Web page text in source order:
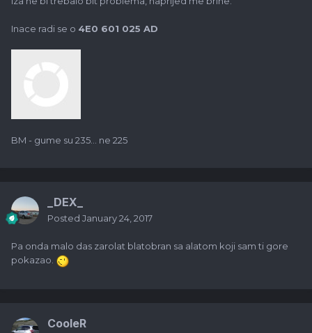
Inace radi se o 4E0 601 025 AD
BM - gume su 235... ne 225
_DEX_
Posted January 24, 2017
Pa onda malo das zarolat blatobran sa alatom koji sam ti gore
pokazao.
CooleR